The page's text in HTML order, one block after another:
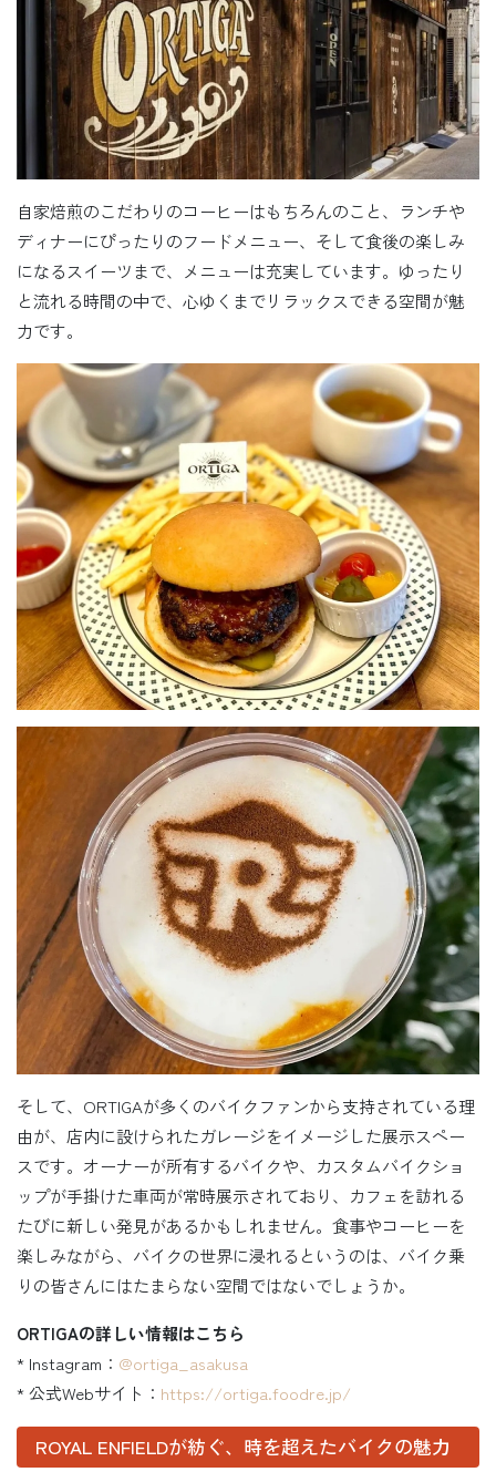
自家焙煎のこだわりのコーヒーはもちろんのこと、ランチや
ディナーにぴったりのフードメニュー、そして食後の楽しみ
になるスイーツまで、メニューは充実しています。ゆったり
と流れる時間の中で、心ゆくまでリラックスできる空間が魅
力です。
そして、ORTIGAが多くのバイクファンから支持されている理
由が、店内に設けられたガレージをイメージした展示スペー
スです。オーナーが所有するバイクや、カスタムバイクショ
ップが手掛けた車両が常時展示されており、カフェを訪れる
たびに新しい発見があるかもしれません。食事やコーヒーを
楽しみながら、バイクの世界に浸れるというのは、バイク乗
りの皆さんにはたまらない空間ではないでしょうか。
ORTIGAの詳しい情報はこちら
* Instagram： @ortiga_asakusa
* 公式Webサイト： https://ortiga.foodre.jp/
ROYAL ENFIELDが紡ぐ、時を超えたバイクの魅力